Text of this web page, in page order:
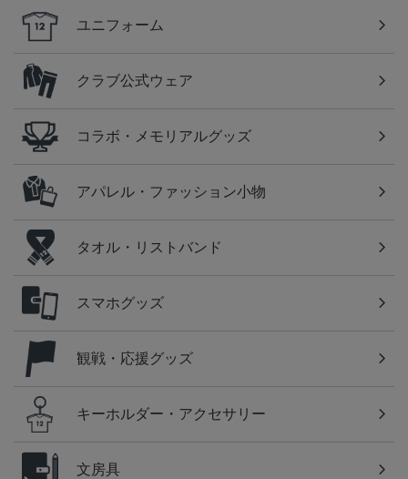
ユニフォーム
クラブ公式ウェア
コラボ・メモリアルグッズ
アパレル・ファッション小物
タオル・リストバンド
スマホグッズ
観戦・応援グッズ
キーホルダー・アクセサリー
文房具